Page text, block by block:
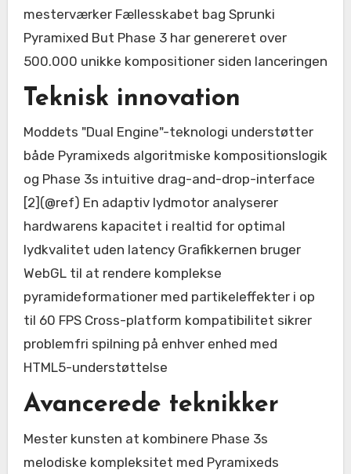
mesterværker Fællesskabet bag Sprunki
Pyramixed But Phase 3 har genereret over
500.000 unikke kompositioner siden lanceringen
Teknisk innovation
Moddets "Dual Engine"-teknologi understøtter
både Pyramixeds algoritmiske kompositionslogik
og Phase 3s intuitive drag-and-drop-interface
[2](@ref) En adaptiv lydmotor analyserer
hardwarens kapacitet i realtid for optimal
lydkvalitet uden latency Grafikkernen bruger
WebGL til at rendere komplekse
pyramideformationer med partikeleffekter i op
til 60 FPS Cross-platform kompatibilitet sikrer
problemfri spilning på enhver enhed med
HTML5-understøttelse
Avancerede teknikker
Mester kunsten at kombinere Phase 3s
melodiske kompleksitet med Pyramixeds